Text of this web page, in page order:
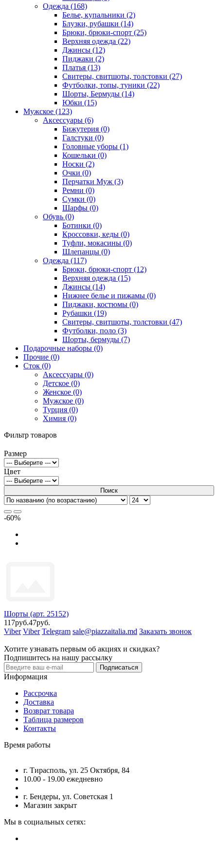
Одежда (168)
Белье, купальники (2)
Блузки, рубашки (14)
Брюки, брюки-спорт (25)
Верхняя одежда (22)
Джинсы (12)
Пиджаки (2)
Платья (13)
Свитеры, свитшоты, толстовки (27)
Футболки, топы, туники (22)
Шорты, Бермуды (14)
Юбки (15)
Мужское (123)
Аксессуары (6)
Бижутерия (0)
Галстуки (0)
Головные уборы (1)
Кошельки (0)
Носки (2)
Очки (0)
Перчатки Муж (3)
Ремни (0)
Сумки (0)
Шарфы (0)
Обувь (0)
Ботинки (0)
Кроссовки, кеды (0)
Туфли, мокасины (0)
Шлепанцы (0)
Одежда (117)
Брюки, брюки-спорт (12)
Верхняя одежда (15)
Джинсы (14)
Нижнее белье и пижамы (0)
Пиджаки, костюмы (0)
Рубашки (19)
Свитеры, свитшоты, толстовки (47)
Футболки, поло (3)
Шорты, бермуды (7)
Подарочные наборы (0)
Прочие (0)
Сток (0)
Аксессуары (0)
Детское (0)
Женское (0)
Мужское (0)
Турция (0)
Химия (0)
Фильтр товаров
Размер
Цвет
Поиск
-60%
Шорты (арт. 25152)
117руб.47руб.
Viber Viber Telegram sale@piazzaitalia.md Заказать звонок
Хотите узнавать первым об акциях и скидках?
Подпишитесь на нашу рассылку
Подписаться
Информация
Рассрочка
Доставка
Возврат товара
Таблица размеров
Контакты
Время работы
г. Тирасполь, ул. 25 Октября, 84
10.00 - 19.00 ежедневно
г. Бендеры, ул. Советская 1
Магазин закрыт
Мы в социальных сетях: